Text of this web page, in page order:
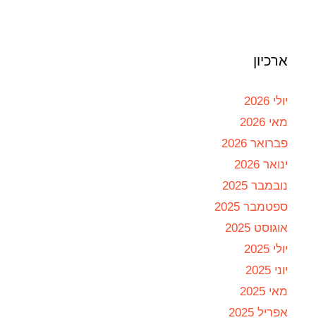
ארכיון
יולי 2026
מאי 2026
פברואר 2026
ינואר 2026
נובמבר 2025
ספטמבר 2025
אוגוסט 2025
יולי 2025
יוני 2025
מאי 2025
אפריל 2025